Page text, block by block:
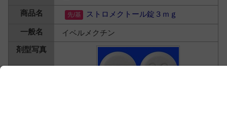
ストロメクトール錠３ｍｇ
イベルメクチン